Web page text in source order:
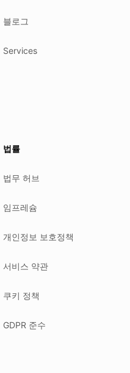
text.
블로그
Services
법률
법무 허브
임프레슘
개인정보 보호정책
서비스 약관
쿠키 정책
GDPR 준수